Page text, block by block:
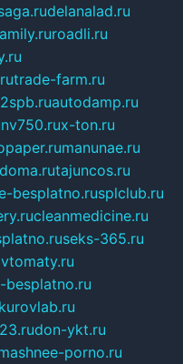
delanalad.ru
roadli.ru
trade-farm.ru
autodamp.ru
nv750.rux-ton.ru
manunae.ru
tajuncos.ru
besplatno.rusplclub.ru
cleanmedicine.ru
seks-365.ru
besplatno.ru
don-ykt.ru
porno.ru